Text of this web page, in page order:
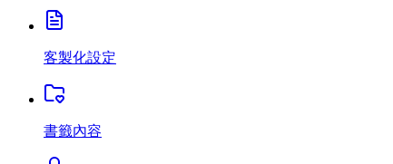
客製化設定
書籤內容